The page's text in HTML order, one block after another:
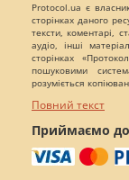
Protocol.ua є
сторінках даного
тексти, коментарі,
аудіо, інші
сторінках
пошуковими
розуміється
Повний текст
Приймаємо